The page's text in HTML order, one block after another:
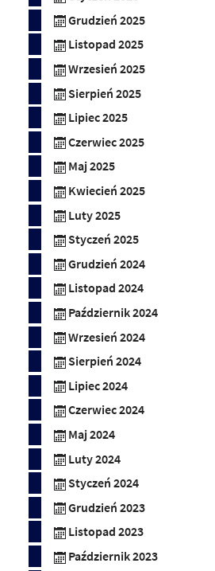
Grudzień 2025
Listopad 2025
Wrzesień 2025
Sierpień 2025
Lipiec 2025
Czerwiec 2025
Maj 2025
Kwiecień 2025
Luty 2025
Styczeń 2025
Grudzień 2024
Listopad 2024
Październik 2024
Wrzesień 2024
Sierpień 2024
Lipiec 2024
Czerwiec 2024
Maj 2024
Luty 2024
Styczeń 2024
Grudzień 2023
Listopad 2023
Październik 2023